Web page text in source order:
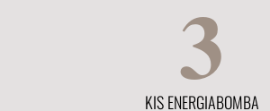
3
KIS ENERGIABOMBA